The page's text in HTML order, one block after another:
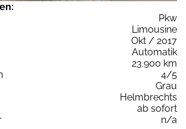
Pkw
Limousine
Okt / 2017
Automatik
23.900 km
4/5
Grau
Helmbrechts
ab sofort
n/a